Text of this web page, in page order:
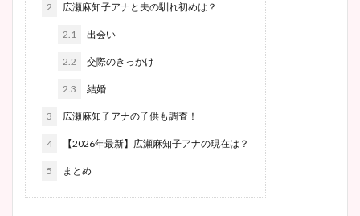
2 広瀬麻知子アナと夫の馴れ初めは？
2.1 出会い
2.2 交際のきっかけ
2.3 結婚
3 広瀬麻知子アナの子供も調査！
4 【2026年最新】広瀬麻知子アナの現在は？
5 まとめ